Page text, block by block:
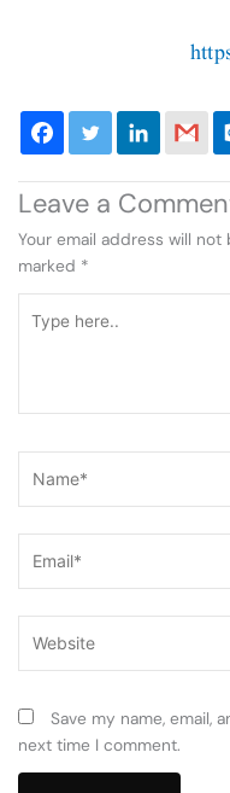
Leave a
Your email address will not
marked *
here..
Save my name, email,
next time I comment.